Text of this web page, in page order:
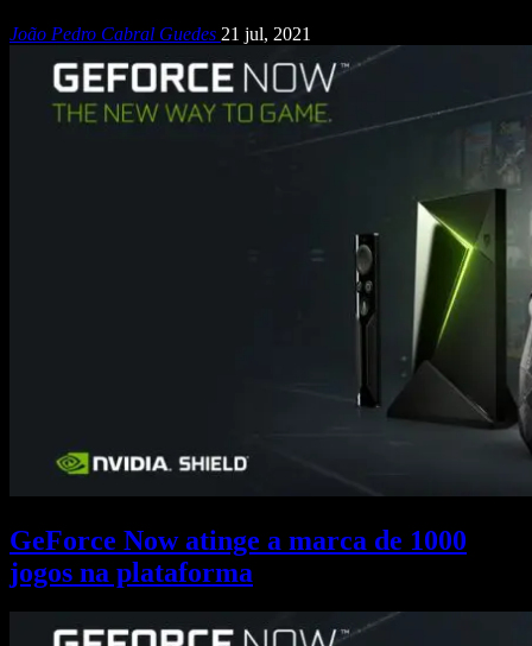
João Pedro Cabral Guedes 21 jul, 2021
GeForce Now atinge a marca de 1000
jogos na plataforma